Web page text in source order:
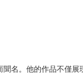
名。他的作品不僅展